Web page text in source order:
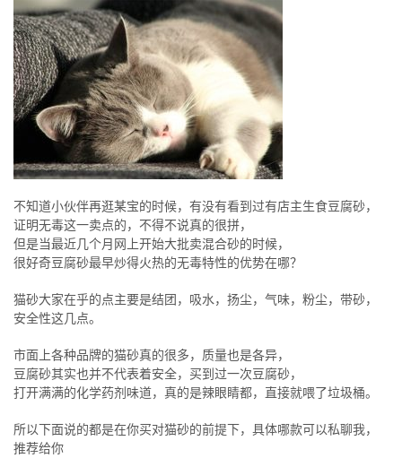
不知道小伙伴再逛某宝的时候，有没有看到过有店主生食豆腐砂，
证明无毒这一卖点的，不得不说真的很拼，
但是当最近几个月网上开始大批卖混合砂的时候，
很好奇豆腐砂最早炒得火热的无毒特性的优势在哪？
猫砂大家在乎的点主要是结团，吸水，扬尘，气味，粉尘，带砂，
安全性这几点。
市面上各种品牌的猫砂真的很多，质量也是各异，
豆腐砂其实也并不代表着安全，买到过一次豆腐砂，
打开满满的化学药剂味道，真的是辣眼睛都，直接就喂了垃圾桶。
所以下面说的都是在你买对猫砂的前提下，具体哪款可以私聊我，
推荐给你